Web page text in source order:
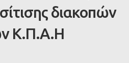
διακοπών
Κ.Π.Α.Η